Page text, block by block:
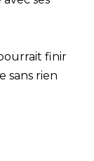
finir
sans rien